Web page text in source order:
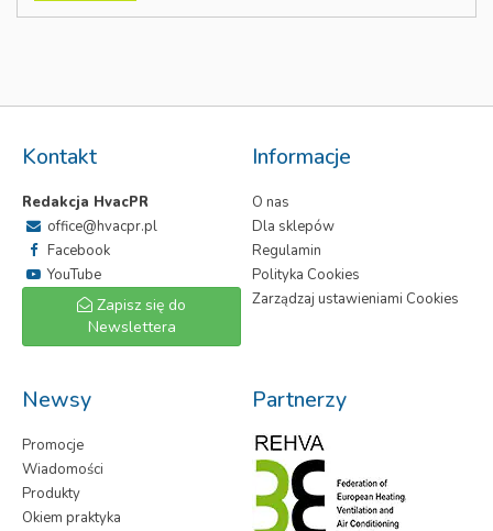
Kontakt
Redakcja HvacPR
office@hvacpr.pl
Facebook
YouTube
Zapisz się do
Newslettera
Informacje
O nas
Dla sklepów
Regulamin
Polityka Cookies
Zarządzaj ustawieniami Cookies
Newsy
Promocje
Wiadomości
Produkty
Okiem praktyka
Partnerzy